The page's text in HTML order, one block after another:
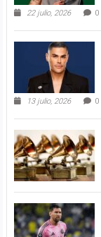
22 julio, 2026 0
13 julio, 2026 0